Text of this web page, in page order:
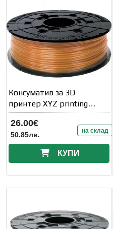
Консуматив за 3D
принтер XYZ printing
RFPLBXEU07E, PLA
26.00€
50.85лв. на склад
КУПИ